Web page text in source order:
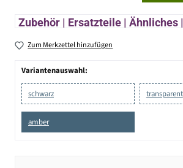
Zubehör | Ersatzteile | Ähnliches
Zum Merkzettel hinzufügen
Variantenauswahl:
schwarz transparent
amber